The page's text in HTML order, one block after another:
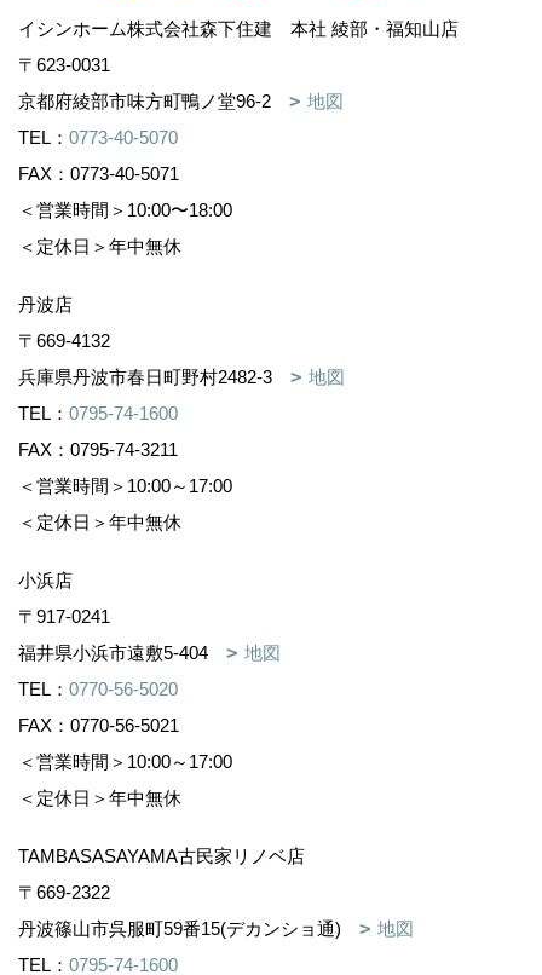
イシンホーム株式会社森下住建 本社 綾部・福知山店
〒623-0031
京都府綾部市味方町鴨ノ堂96-2
地図
TEL： 0773-40-5070
FAX：0773-40-5071
＜営業時間＞10:00〜18:00
＜定休日＞年中無休
丹波店
〒669-4132
兵庫県丹波市春日町野村2482-3
地図
TEL： 0795-74-1600
FAX：0795-74-3211
＜営業時間＞10:00～17:00
＜定休日＞年中無休
小浜店
〒917-0241
福井県小浜市遠敷5-404
地図
TEL： 0770-56-5020
FAX：0770-56-5021
＜営業時間＞10:00～17:00
＜定休日＞年中無休
TAMBASASAYAMA古民家リノベ店
〒669-2322
丹波篠山市呉服町59番15(デカンショ通)
地図
TEL： 0795-74-1600